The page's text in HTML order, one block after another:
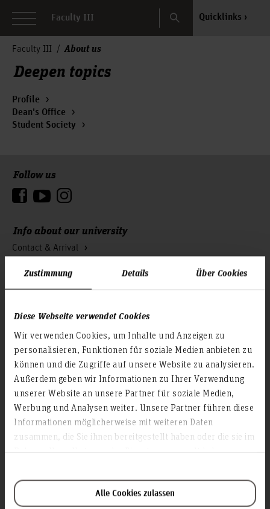
Zustimmung Details Über Cookies
Diese Webseite verwendet Cookies
Wir verwenden Cookies, um Inhalte und Anzeigen zu
personalisieren, Funktionen für soziale Medien anbieten zu
können und die Zugriffe auf unsere Website zu analysieren.
Außerdem geben wir Informationen zu Ihrer Verwendung
unserer Website an unsere Partner für soziale Medien,
Werbung und Analysen weiter. Unsere Partner führen diese
Informationen möglicherweise mit weiteren Daten
zusammen, die Sie ihnen bereitgestellt haben oder die sie im
Alle Cookies zulassen
Faculty III Search Quicklinks
Faculty III About us
Deepen topics
Profile
Dean's Office
Student Society
Info about our university
Contact & Arrival
Career
Follow us
Service & organisation
Academic Affairs
Advisory Board
Advisory Services
Continuing education
Data protection
Facility management
Financial Management